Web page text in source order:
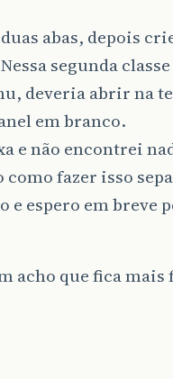
abas, depois
segunda
deveria abrir na
em branco.
e não encontrei
fazer isso
e espero em
acho que fica mais